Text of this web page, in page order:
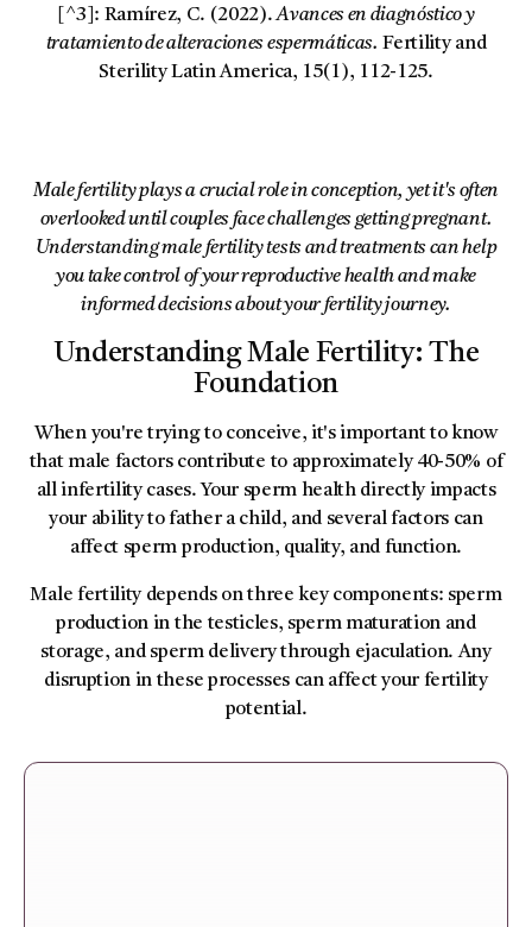
[^3]: Ramírez, C. (2022).Avances en diagnóstico y
tratamiento de alteraciones espermáticas. Fertility and
Sterility Latin America, 15(1), 112-125.
Male fertility plays a crucial role in conception, yet it's often
overlooked until couples face challenges getting pregnant.
Understanding male fertility tests and treatments can help
you take control of your reproductive health and make
informed decisions about your fertility journey.
Understanding Male Fertility: The
Foundation
When you're trying to conceive, it's important to know
that male factors contribute to approximately 40-50% of
all infertility cases. Your sperm health directly impacts
your ability to father a child, and several factors can
affect sperm production, quality, and function.
Male fertility depends on three key components: sperm
production in the testicles, sperm maturation and
storage, and sperm delivery through ejaculation. Any
disruption in these processes can affect your fertility
potential.